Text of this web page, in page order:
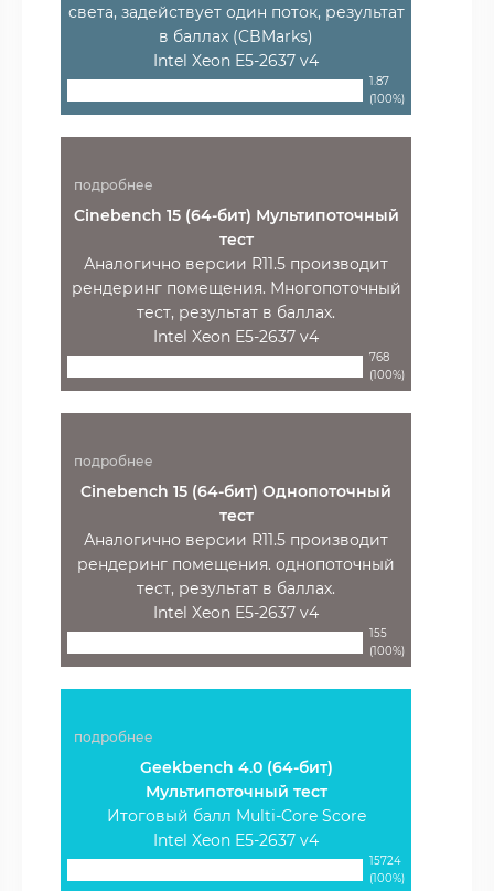
света, задействует один поток, результат
в баллах (CBMarks)
Intel Xeon E5-2637 v4
1.87
(100%)
подробнее
Cinebench 15 (64-бит) Мультипоточный
тест
Аналогично версии R11.5 производит
рендеринг помещения. Многопоточный
тест, результат в баллах.
Intel Xeon E5-2637 v4
768
(100%)
подробнее
Cinebench 15 (64-бит) Однопоточный
тест
Аналогично версии R11.5 производит
рендеринг помещения. однопоточный
тест, результат в баллах.
Intel Xeon E5-2637 v4
155
(100%)
подробнее
Geekbench 4.0 (64-бит)
Мультипоточный тест
Итоговый балл Multi-Core Score
Intel Xeon E5-2637 v4
15724
(100%)